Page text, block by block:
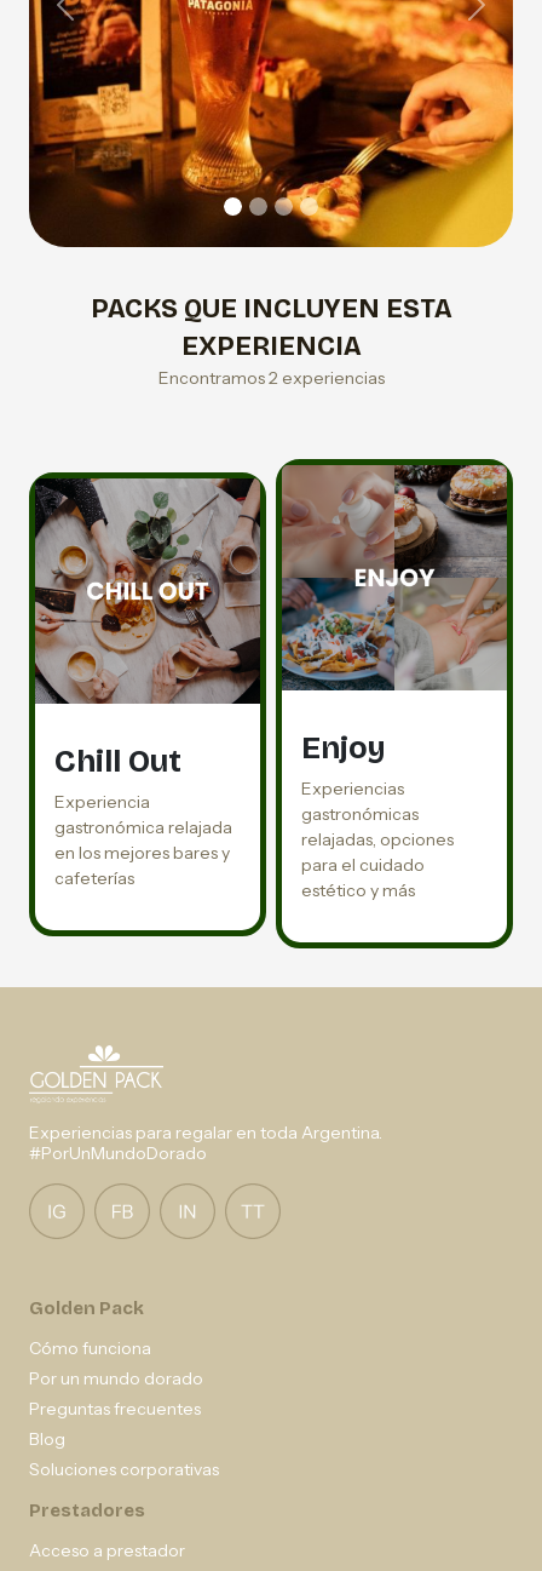
Previous Next
PACKS QUE INCLUYEN ESTA
EXPERIENCIA
Encontramos 2 experiencias
Chill Out
Experiencia
gastronómica relajada
en los mejores bares y
cafeterías
Enjoy
Experiencias
gastronómicas
relajadas, opciones
para el cuidado
estético y más
Experiencias para regalar en toda Argentina.
#PorUnMundoDorado
Golden Pack
Cómo funciona
Por un mundo dorado
Preguntas frecuentes
Blog
Soluciones corporativas
Prestadores
Acceso a prestador